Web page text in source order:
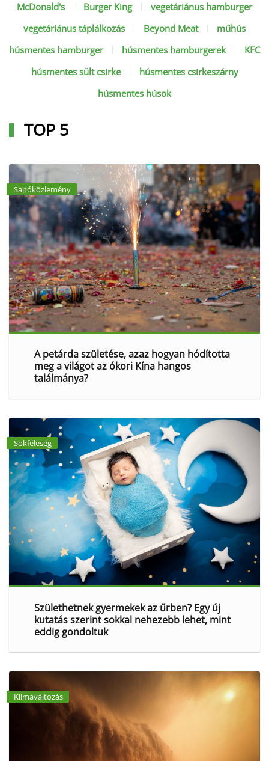
McDonald's Burger King
vegetáriánus hamburger
vegetáriánus táplálkozás
Beyond Meat
műhús
húsmentes hamburger
húsmentes hamburgerek
KFC
húsmentes sült csirke
húsmentes csirkeszárny
húsmentes húsok
TOP 5
Sajtóközlemény
A petárda születése, azaz hogyan hódította
meg a világot az ókori Kína hangos
találmánya?
Sokféleség
Születhetnek gyermekek az űrben? Egy új
kutatás szerint sokkal nehezebb lehet, mint
eddig gondoltuk
Klímaváltozás